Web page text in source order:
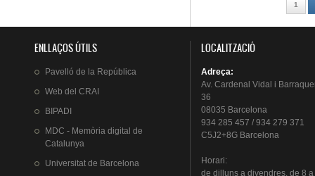
1
ENLLAÇOS ÚTILS
Pavelló de la República
Web del CRAI
BIPADI
MDC - Memòria digital de
Catalunya
Universitat de Barcelona
LOCALITZACIÓ
Adreça:
Av. Cardenal Vidal i
36
08035 Barcelona
934 285 457 / 934 279 371
C5J2+8G Barcelona
Horari:
de dillunsa divendres, de 8